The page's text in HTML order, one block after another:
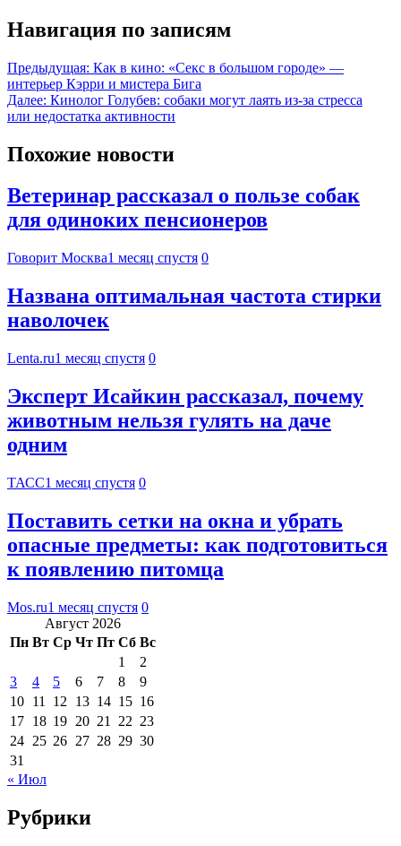
Навигация по записям
Предыдущая: Как в кино: «Секс в большом городе» —
интерьер Кэрри и мистера Бига
Далее: Кинолог Голубев: собаки могут лаять из-за стресса
или недостатка активности
Похожие новости
Ветеринар рассказал о пользе собак
для одиноких пенсионеров
Говорит Москва1 месяц спустя 0
Названа оптимальная частота стирки
наволочек
Lenta.ru1 месяц спустя 0
Эксперт Исайкин рассказал, почему
животным нельзя гулять на даче
одним
ТАСС1 месяц спустя 0
Поставить сетки на окна и убрать
опасные предметы: как подготовиться
к появлению питомца
Mos.ru1 месяц спустя 0
Август 2026
Пн Вт Ср Чт Пт Сб Вс
1
2
3
4 5 6 7 8
9
10 11 12 13 14 15 16
17 18 19 20 21 22 23
24 25 26 27 28 29 30
31
« Июл
Рубрики